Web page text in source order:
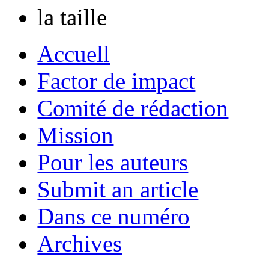
Accuell
Factor de impact
Comité de rédaction
Mission
Pour les auteurs
Submit an article
Dans ce numéro
Archives